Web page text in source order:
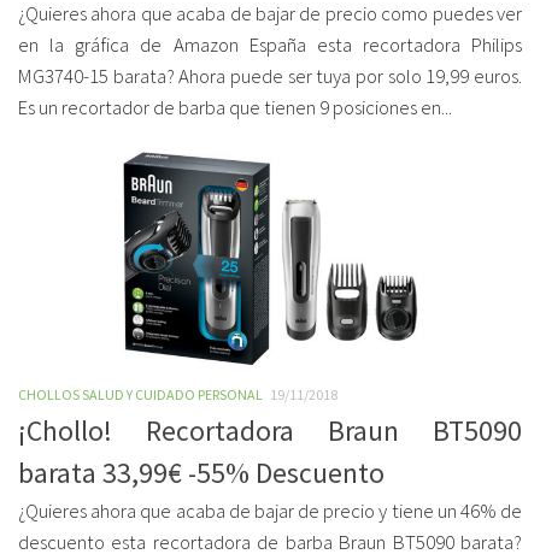
¿Quieres ahora que acaba de bajar de precio como puedes ver
en la gráfica de Amazon España esta recortadora Philips
MG3740-15 barata? Ahora puede ser tuya por solo 19,99 euros.
Es un recortador de barba que tienen 9 posiciones en...
CHOLLOS SALUD Y CUIDADO PERSONAL 19/11/2018
¡Chollo! Recortadora Braun BT5090
barata 33,99€ -55% Descuento
¿Quieres ahora que acaba de bajar de precio y tiene un 46% de
descuento esta recortadora de barba Braun BT5090 barata?